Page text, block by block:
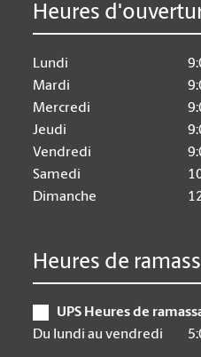
Heures
Lundi
Mardi
Mercredi
Jeudi
Vendredi
Samedi
Dimanche
Heures de
UPS Heures de
Du lundi au vendredi